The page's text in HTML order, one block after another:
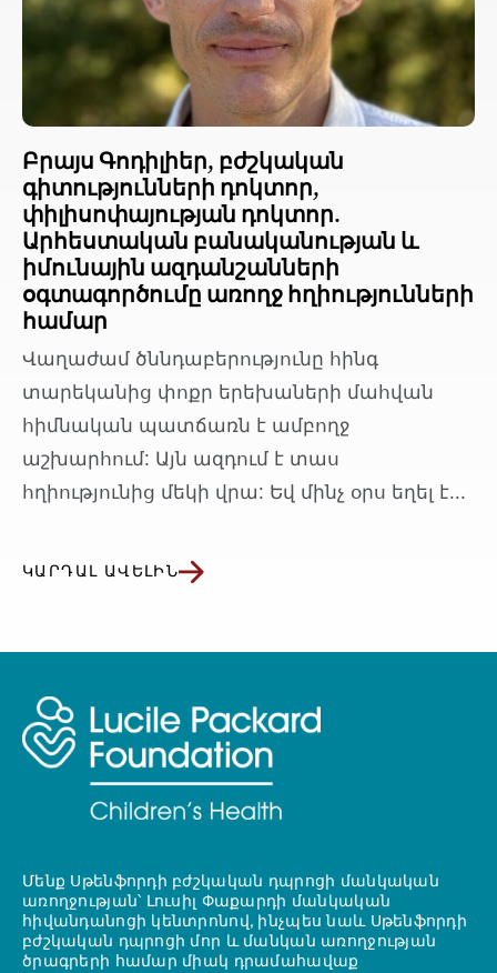
Բրայս Գոդիլիեր, բժշկական
գիտությունների դոկտոր,
փիլիսոփայության դոկտոր.
Արհեստական բանականության և
իմունային ազդանշանների
օգտագործումը առողջ հղիությունների
համար
Վաղաժամ ծննդաբերությունը հինգ
տարեկանից փոքր երեխաների մահվան
հիմնական պատճառն է ամբողջ
աշխարհում: Այն ազդում է տաս
հղիությունից մեկի վրա: Եվ մինչ օրս եղել է...
ԿԱՐԴԱԼ ԱՎԵԼԻՆ
Մենք Սթենֆորդի բժշկական դպրոցի մանկական
առողջության՝ Լուսիլ Փաքարդի մանկական
հիվանդանոցի կենտրոնով, ինչպես նաև Սթենֆորդի
բժշկական դպրոցի մոր և մանկան առողջության
ծրագրերի համար միակ դրամահավաք